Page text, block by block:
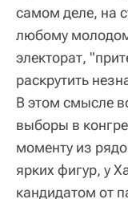
самом деле, на
любому
электорат,
раскрутить
В этом смысле
выборы в
моменту из
ярких фигур, у
кандидатом от